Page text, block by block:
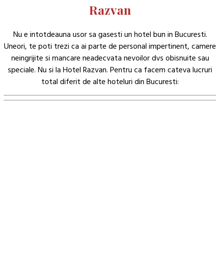
Razvan
Nu e intotdeauna usor sa gasesti un hotel bun in Bucuresti.
Uneori, te poti trezi ca ai parte de personal impertinent, camere
neingrijite si mancare neadecvata nevoilor dvs obisnuite sau
speciale. Nu si la Hotel Razvan. Pentru ca facem cateva lucruri
total diferit de alte hoteluri din Bucuresti: